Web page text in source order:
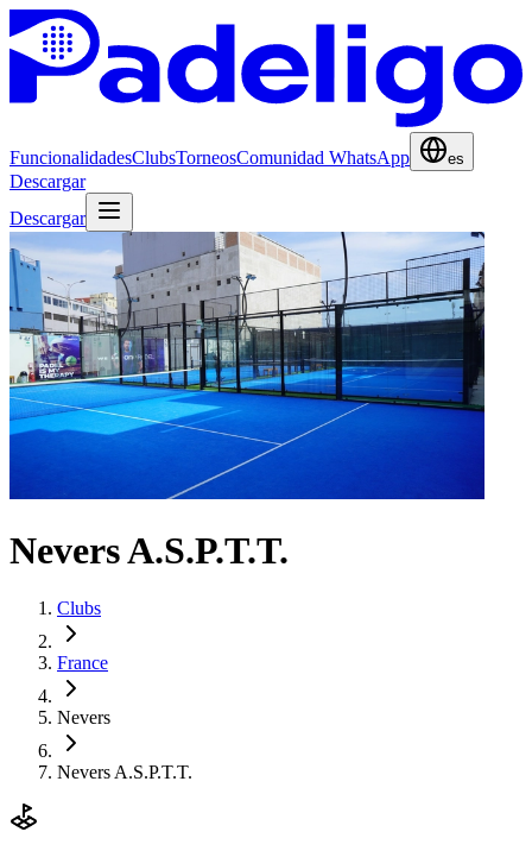
FuncionalidadesClubsTorneosComunidad WhatsApp es
Descargar
Descargar
Nevers A.S.P.T.T.
Clubs
France
Nevers
Nevers A.S.P.T.T.